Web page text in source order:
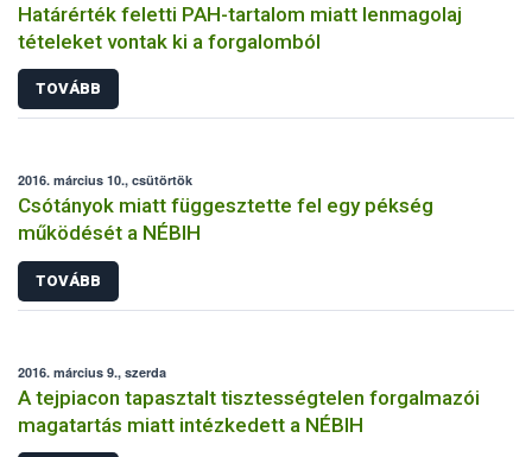
Határérték feletti PAH-tartalom miatt lenmagolaj
tételeket vontak ki a forgalomból
TOVÁBB
2016. március 10., csütörtök
Csótányok miatt függesztette fel egy pékség
működését a NÉBIH
TOVÁBB
2016. március 9., szerda
A tejpiacon tapasztalt tisztességtelen forgalmazói
magatartás miatt intézkedett a NÉBIH